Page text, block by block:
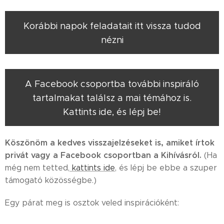
Korábbi napok feladatait itt vissza tudod
nézni
A Facebook csoportba további inspiráló
tartalmakat találsz a mai témához is.
Kattints ide, és lépj be!
Köszönöm a kedves visszajelzéseket is, amiket írtok
privát vagy a Facebook csoportban a Kihívásról. (Ha
még nem tetted, kattints ide, és lépj be ebbe a szuper
támogató közösségbe.)
Egy párat meg is osztok veled inspirációként: